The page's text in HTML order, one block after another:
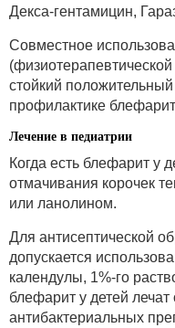
Декса-гентамицин,
Совместное
стойкий положительный
профилактике
Лечение в педиатрии
Когда есть блефарит у
отмачивания корочек
или ланолином.
Для антисептической
допускается
календулы, 1%-го
блефарит у детей
антибактериальных